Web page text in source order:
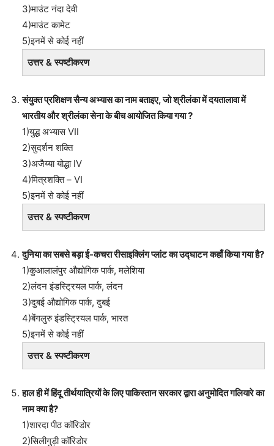
3)माउंट नंदा देवी
4)माउंट कामेट
5)इनमें से कोई नहीं
उत्तर & स्पष्टीकरण
संयुक्त प्रशिक्षण सैन्य अभ्यास का नाम बताइए, जो श्रीलंका में दयतालावा में
भारतीय और श्रीलंका सेना के बीच आयोजित किया गया ?
1)युद्ध अभ्यास VII
2)सुदर्शन शक्ति
3)अजैय्या योद्धा IV
4)मित्रशक्ति – VI
5)इनमें से कोई नहीं
उत्तर & स्पष्टीकरण
दुनिया का सबसे बड़ा ई-कचरा रीसाइक्लिंग प्लांट का उद्घाटन कहाँ किया गया है?
1)कुआलालंपुर औद्योगिक पार्क, मलेशिया
2)लंदन इंडस्ट्रियल पार्क, लंदन
3)दुबई औद्योगिक पार्क, दुबई
4)बेंगलुरु इंडस्ट्रियल पार्क, भारत
5)इनमें से कोई नहीं
उत्तर & स्पष्टीकरण
हाल ही में हिंदू तीर्थयात्रियों के लिए पाकिस्तान सरकार द्वारा अनुमोदित गलियारे का
नाम क्या है?
1)शारदा पीठ कॉरिडोर
2)सिलीगुड़ी कॉरिडोर